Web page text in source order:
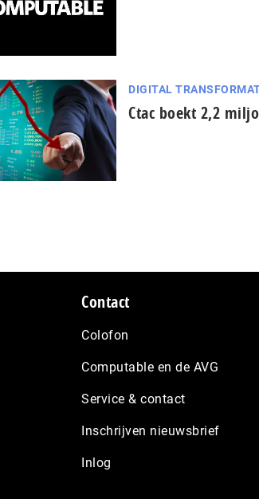
DIGITAL
Ctac boekt 2,2
Contact
Colofon
Computable en de AVG
Service & contact
Inschrijven nieuwsbrief
Inlog